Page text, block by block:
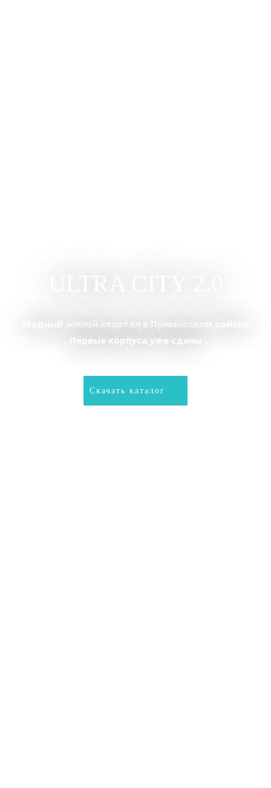
Модный жилой квартал в Приморском районе
Первые корпуса уже сданы
Скачать каталог